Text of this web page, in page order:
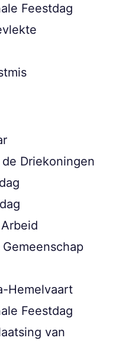
Feestdag
Driekoningen
Hemelvaart
Feestdag
van